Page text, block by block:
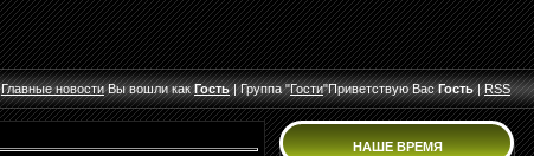
ГлавныеновостиВы вошли как Гость|Группа"Гости"Приветствую Вас Гость |RSS
НАШЕ ВРЕМЯ